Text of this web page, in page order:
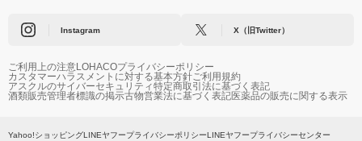
Instagram X（旧Twitter）
ご利用上の注意LOHACOプライバシーポリシー
カスタマーハラスメントに対する基本方針ご利用規約
アスクルのサイバーセキュリティ特定商取引法に基づく表記
酒類販売管理者標識の掲示古物営業法に基づく表記医薬品の販売に関する表示
Yahoo!ショッピングLINEヤフープライバシーポリシーLINEヤフープライバシーセンター